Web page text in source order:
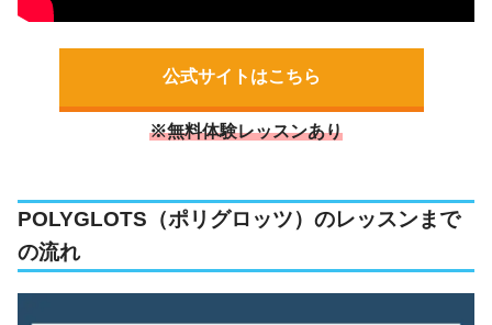
公式サイトはこちら
※無料体験レッスンあり
POLYGLOTS（ポリグロッツ）のレッスンまで
の流れ